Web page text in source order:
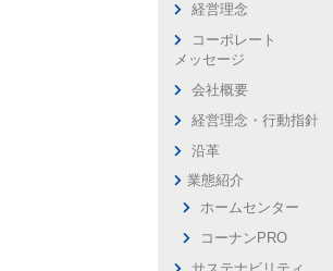
経営理念
コーポレート
メッセージ
会社概要
経営理念・行動指針
沿革
業態紹介
ホームセンター
コーナンPRO